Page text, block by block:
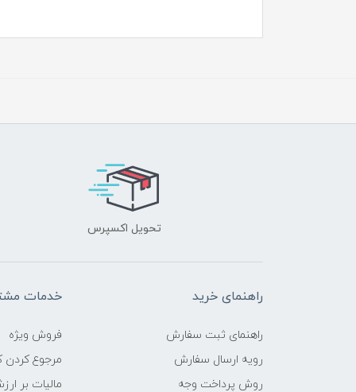
تحویل اکسپرس
راهنمای خرید
راهنمای ثبت سفارش
رویه ارسال سفارش
روش پرداخت وجه
خدمات
فروش ویژه
مرجوع کردن
مالیات بر